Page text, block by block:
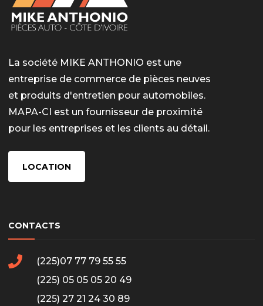
La société MIKE ANTHONIO est une
entreprise de commerce de pièces neuves
et produits d'entretien pour automobiles.
MAPA-CI est un fournisseur de proximité
pour les entreprises et les clients au détail.
LOCATION
CONTACTS
(225)07 77 79 55 55
(225) 05 05 05 20 49
(225) 27 21 24 30 89